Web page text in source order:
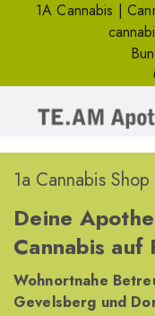
1A Cannabis |
1a Cannabis
Deine
Cannabis auf
Wohnortnahe
Gevelsberg und